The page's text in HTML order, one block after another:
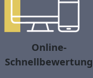
Online-
Schnellbewertung